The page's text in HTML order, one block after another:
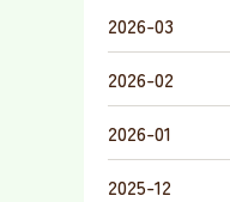
2026-03
2026-02
2026-01
2025-12